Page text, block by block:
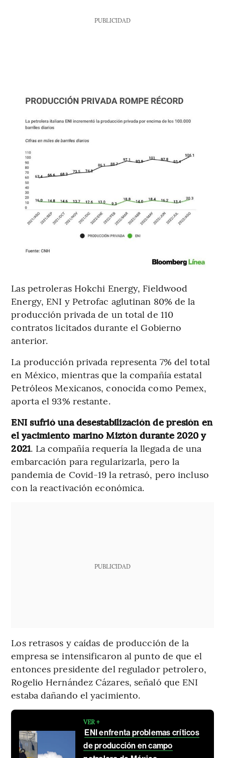
PUBLICIDAD
Las petroleras Hokchi Energy, Fieldwood
Energy, ENI y Petrofac aglutinan 80% de la
producción privada de un total de 110
contratos licitados durante el Gobierno
anterior.
La producción privada representa 7% del total
en México, mientras que la compañía estatal
Petróleos Mexicanos, conocida como Pemex,
aporta el 93% restante.
ENI sufrió una desestabilización de presión en
el yacimiento marino Miztón durante 2020 y
2021. La compañía requería la llegada de una
embarcación para regularizarla, pero la
pandemia de Covid-19 la retrasó, pero incluso
con la reactivación económica.
PUBLICIDAD
Los retrasos y caídas de producción de la
empresa se intensificaron al punto de que el
entonces presidente del regulador petrolero,
Rogelio Hernández Cázares, señaló que ENI
estaba dañando el yacimiento.
VER +
ENI enfrenta problemas críticos
de producción en campo